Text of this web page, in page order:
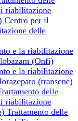
riabilitazione
Centro per il
delle
e la riabilitazione
(Onfi)
e la riabilitazione
(transene)
delle
riabilitazione
Trattamento delle